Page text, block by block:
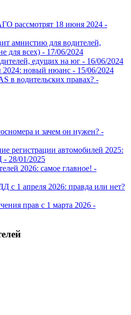
рассмотрят 18 июня 2024 -
амнистию для водителей,
для всех) - 17/06/2024
едущих на юг - 16/06/2024
новый нюанс - 15/06/2024
в водительских правах? -
и зачем он нужен? -
регистрации автомобилей 2025:
- 28/01/2025
2026: самое главное! -
1 апреля 2026: правда или нет?
прав с 1 марта 2026 -